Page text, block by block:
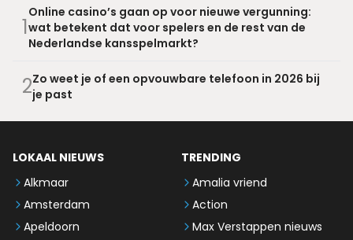
1
Online casino’s gaan op voor nieuwe vergunning:
wat betekent dat voor spelers en de rest van de
Nederlandse kansspelmarkt?
2Zo weet je of een opvouwbare telefoon in 2026 bij
je past
LOKAAL NIEUWS
Alkmaar
Amsterdam
Apeldoorn
TRENDING
Amalia vriend
Action
Max Verstappen nieuws